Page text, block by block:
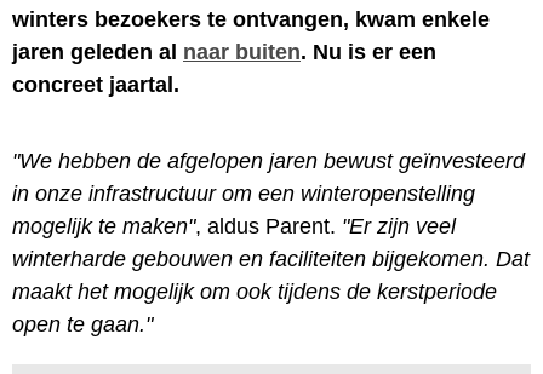
winters bezoekers te ontvangen, kwam enkele
jaren geleden al naar buiten. Nu is er een
concreet jaartal.
"We hebben de afgelopen jaren bewust geïnvesteerd
in onze infrastructuur om een winteropenstelling
mogelijk te maken", aldus Parent. "Er zijn veel
winterharde gebouwen en faciliteiten bijgekomen. Dat
maakt het mogelijk om ook tijdens de kerstperiode
open te gaan."